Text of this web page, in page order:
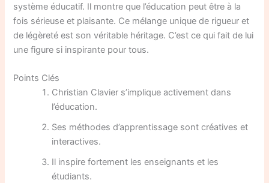
système éducatif. Il montre que l’éducation peut être à la
fois sérieuse et plaisante. Ce mélange unique de rigueur et
de légèreté est son véritable héritage. C’est ce qui fait de lui
une figure si inspirante pour tous.
Points Clés
Christian Clavier s’implique activement dans
l’éducation.
Ses méthodes d’apprentissage sont créatives et
interactives.
Il inspire fortement les enseignants et les
étudiants.